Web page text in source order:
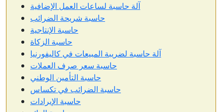
آلة حاسبة لساعات العمل الإضافية
حاسبة شريحة الضرائب
حاسبة الإنتاجية
حاسبة الزكاة
آلة حاسبة لضريبة المبيعات في كاليفورنيا
حاسبة سعر صرف العملات
حاسبة التأمين الوطني
حاسبة الضرائب في تكساس
حاسبة الإيرادات